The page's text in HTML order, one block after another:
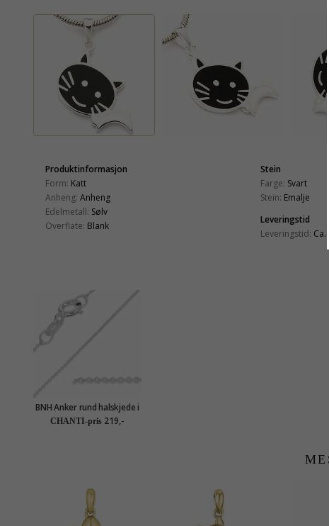
Produktinformasjon
Form: Katt
Anheng: Anheng
Edelmetall: Sølv
Overflate: Blank
Stein
Farge: Svart
Stein: Emalje
Leveringstid
Leveringstid:
BNH Anker rund halskjede i
sølv 36 cm x 0,8 mm
CHANTI-pris 219,-